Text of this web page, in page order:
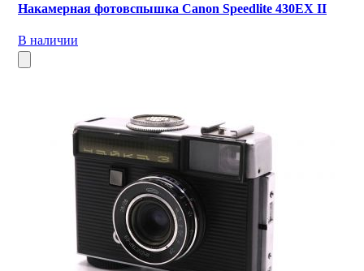
Накамерная фотовспышка Canon Speedlite 430EX II
В наличии